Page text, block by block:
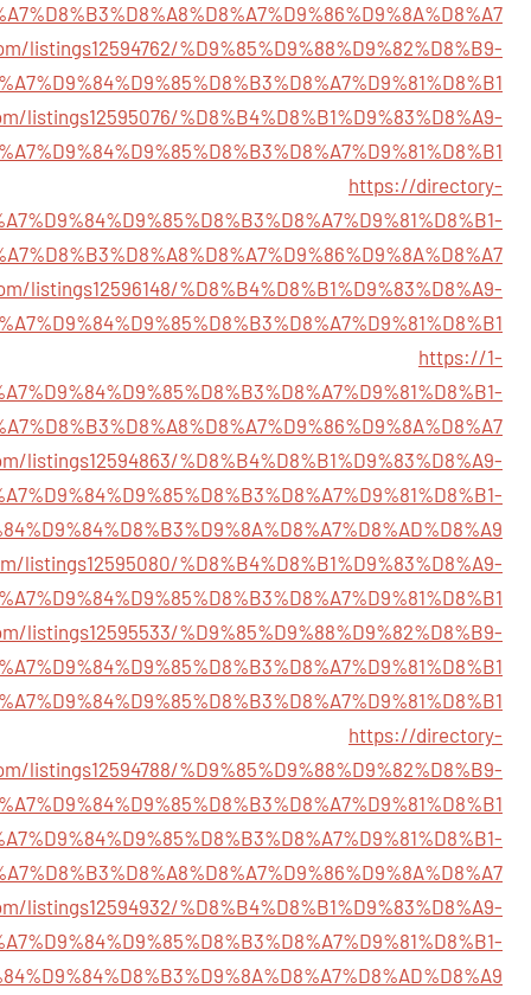
listings12594762/%D9%85%D9%88%D9%82%D8%B9-
listings12595076/%D8%B4%D8%B1%D9%83%D8%A9-
https://directory-
listings12596148/%D8%B4%D8%B1%D9%83%D8%A9-
https://1-
listings12594863/%D8%B4%D8%B1%D9%83%D8%A9-
%D8%B4%D8%B1%D9%83%D8%A9-
listings12595533/%D9%85%D9%88%D9%82%D8%B9-
https://directory-
listings12594788/%D9%85%D9%88%D9%82%D8%B9-
listings12594932/%D8%B4%D8%B1%D9%83%D8%A9-